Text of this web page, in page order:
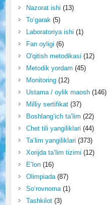
Nazorat ishi (13)
To‘garak (5)
Laboratoriya ishi (1)
Fan oyligi (6)
O'qitish metodikasi (12)
Metodik yordam (45)
Monitoring(12)
Ustama / oylik maosh(146)
Milliy sertifikat(37)
Boshlang‘ich ta’lim (22)
Chet tili yangiliklari (44)
Ta’lim yangiliklari (373)
Xorijda ta’lim tizimi (12)
E’lon(16)
Olimpiada(87)
So‘rovnoma(1)
Tashkilot(3)